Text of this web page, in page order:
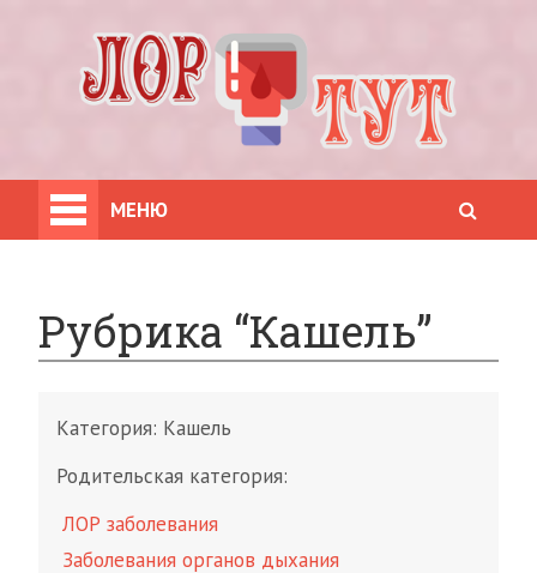
МЕНЮ
Рубрика “Кашель”
Категория: Кашель
Родительская категория:
ЛОР заболевания
Заболевания органов дыхания